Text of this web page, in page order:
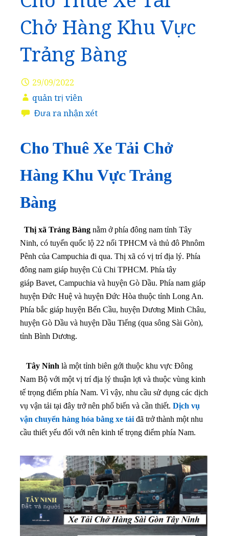
Chở Hàng Khu Vực
Trảng Bàng
29/09/2022
quản trị viên
Đưa ra nhận xét
Cho Thuê Xe Tải Chở
Hàng Khu Vực Trảng
Bàng
Thị xã Trảng Bàng nằm ở phía đông nam tỉnh Tây
Ninh, có tuyến quốc lộ 22 nối TPHCM và thủ đô Phnôm
Pênh của Campuchia đi qua. Thị xã có vị trí địa lý. Phía
đông nam giáp huyện Củ Chi TPHCM. Phía tây
giáp Bavet, Campuchia và huyện Gò Dầu. Phía nam giáp
huyện Đức Huệ và huyện Đức Hòa thuộc tỉnh Long An.
Phía bắc giáp huyện Bến Cầu, huyện Dương Minh Châu,
huyện Gò Dầu và huyện Dầu Tiếng (qua sông Sài Gòn),
tỉnh Bình Dương.
Tây Ninh là một tỉnh biên gới thuộc khu vực Đông
Nam Bộ với một vị trí địa lý thuận lợi và thuộc vùng kinh
tế trọng điểm phía Nam. Vì vậy, nhu cầu sử dụng các dịch
vụ vận tải tại đây trở nên phổ biến và cần thiết. Dịch vụ
vận chuyển hàng hóa bằng xe tải đã trở thành một nhu
cầu thiết yếu đối với nên kinh tế trọng điểm phía Nam.